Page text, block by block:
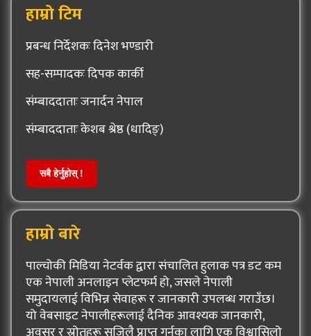
हाम्रो टिम
प्रबन्ध निर्देशकः दिनेश भण्डारी
सह-सम्पादकः दिपक कार्की
संम्बाददाताः जनार्दन नेपाल
संम्बाददाताः केशब श्रेष्ठ (धादिङ्)
सबै हेर्नुहोस् !
हाम्रो बारे
पाल्चोकी मिडिया नेटर्वक द्वारा संचालित हुलाक पत्र डट कम
एक नेपाली अनलाइन प्लेटफर्म हो, जसले नेपाली
समुदायलाई विभिन्न सेवाहरू र जानकारी उपलब्ध गराउँछ।
यो वेबसाइट नेपालीहरूलाई दैनिक आवश्यक जानकारी,